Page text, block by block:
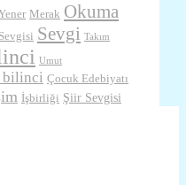
Merak Okuma
Sevgi Takım
Umut
bilinci Çocuk Edebiyatı
İşbirliği Şiir Sevgisi